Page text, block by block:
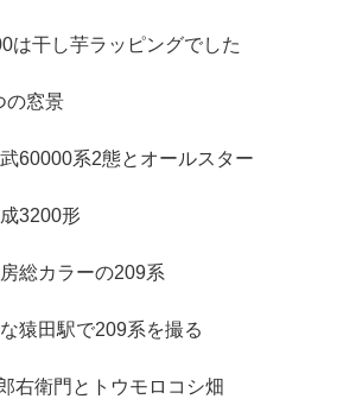
は干し芋ラッピングでした
の窓景
60000系2態とオールスター
3200形
総カラーの209系
猿田駅で209系を撮る
右衛門とトウモロコシ畑